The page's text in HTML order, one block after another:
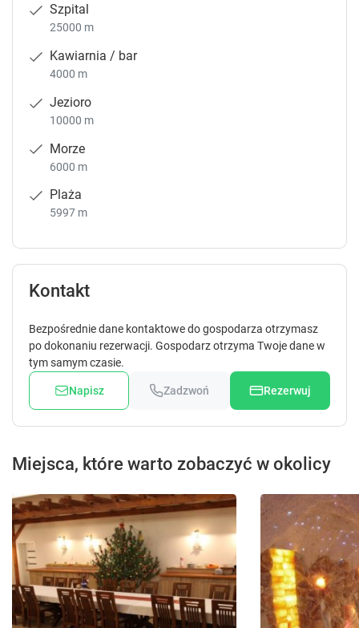
Rowery
są dostępne bezpłatnie do użytku wszystkich gości
Szpital
25000 m
Kawiarnia / bar
4000 m
Jezioro
10000 m
Morze
6000 m
Plaża
5997 m
Kontakt
Bezpośrednie dane kontaktowe do gospodarza otrzymasz
po dokonaniu rezerwacji. Gospodarz otrzyma Twoje dane w
tym samym czasie.
Napisz Zadzwoń Rezerwuj
Miejsca, które warto zobaczyć w okolicy